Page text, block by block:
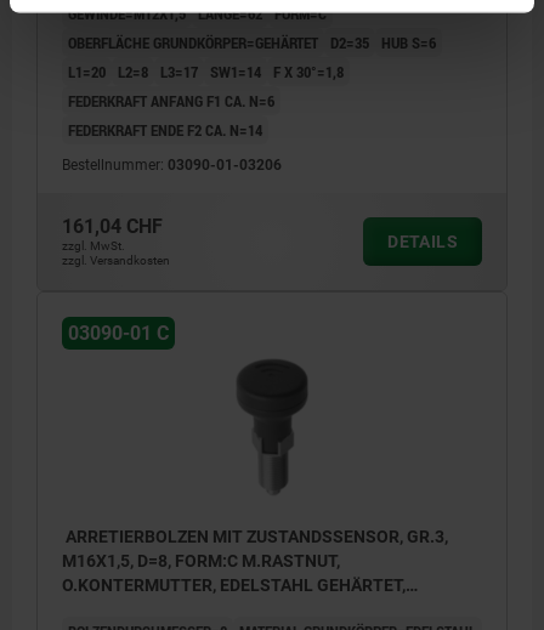
GEWINDE=M12X1,5 LÄNGE=62 FORM=C
OBERFLÄCHE GRUNDKÖRPER=GEHÄRTET
D2=35
HUB S=6
L1=20
L2=8 L3=17 SW1=14
F X 30°=1,8
FEDERKRAFT ANFANG F1 CA. N=6
FEDERKRAFT ENDE F2 CA. N=14
Bestellnummer: 03090-01-03206
161,04 CHF
zzgl. MwSt.
zzgl. Versandkosten
DETAILS
03090-01 C
ARRETIERBOLZEN MIT ZUSTANDSSENSOR, GR.3,
M16X1,5, D=8, FORM:C M.RASTNUT,
O.KONTERMUTTER, EDELSTAHL GEHÄRTET,